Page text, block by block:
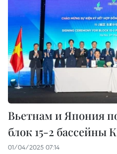
Вьетнам и Япония
блок 15-2 бассейны
01/04/2025 07:14